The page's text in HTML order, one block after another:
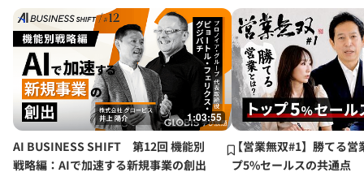
1:03:55
AI BUSINESS SHIFT 第12回 機能別
戦略編：AIで加速する新規事業の創出
【営業無双#1】勝てる営
プ5%セールスの共通点